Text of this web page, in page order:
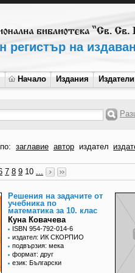
регистър на
Начало Издания Издатели
заглавие автор издател
7 8 9 10 ...
Решения на задачите от
учебника по
математика за 10. клас
Куна Ковачева
ISBN 954-792-014-6
издател: ИК СКОРПИО
подвързия: мека
формат: друг
език: Български